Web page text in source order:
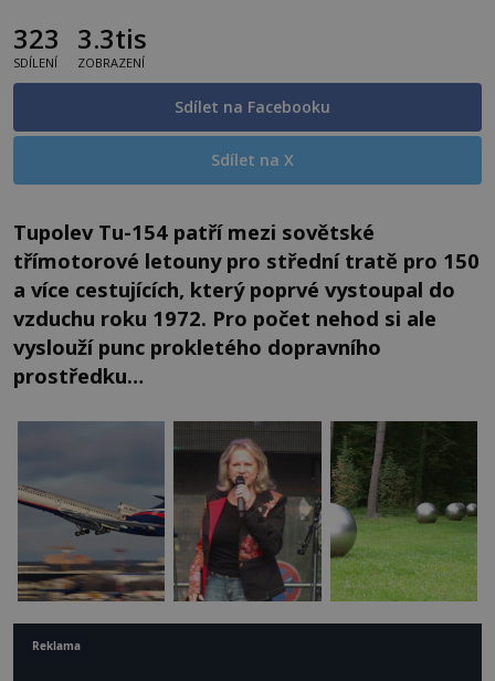
323
SDÍLENÍ
3.3tis
ZOBRAZENÍ
Sdílet na Facebooku
Sdílet na X
Tupolev Tu-154 patří mezi sovětské
třímotorové letouny pro střední tratě pro 150
a více cestujících, který poprvé vystoupal do
vzduchu roku 1972. Pro počet nehod si ale
vyslouží punc prokletého dopravního
prostředku…
Reklama